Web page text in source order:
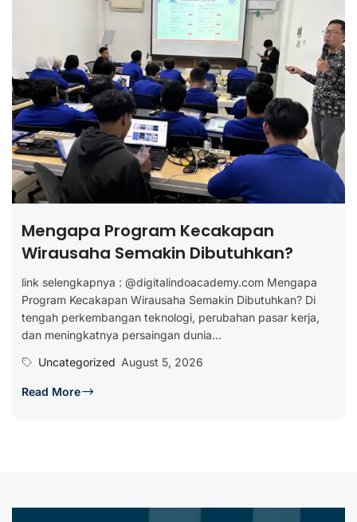
Mengapa Program Kecakapan
Wirausaha Semakin Dibutuhkan?
link selengkapnya : @digitalindoacademy.com Mengapa
Program Kecakapan Wirausaha Semakin Dibutuhkan? Di
tengah perkembangan teknologi, perubahan pasar kerja,
dan meningkatnya persaingan dunia...
Uncategorized August 5, 2026
Read More